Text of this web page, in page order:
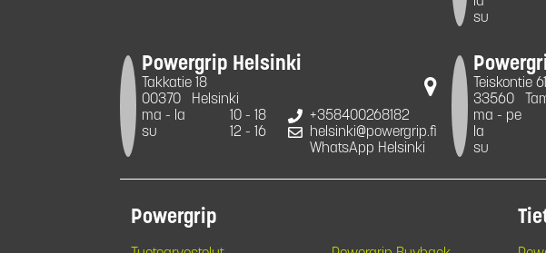
su
Powergrip Helsinki
Takkatie 18
00370
Helsinki
ma - la
10 - 18
su
12 - 16
+358400268182
helsinki@powergrip.fi
WhatsApp Helsinki
Teiskontie 61
33560
ma - pe
la
su
Powergrip